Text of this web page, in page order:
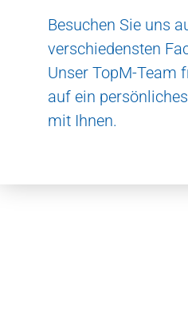
Besuchen Sie uns
verschiedensten
Unser TopM-Team
auf ein
mit Ihnen.